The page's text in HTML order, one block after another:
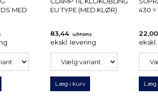
MED
EU TYPE (MED KLØR)
83,44 u/Moms
ekskl. levering
Læg i kurv
430 =
22,00
Læg